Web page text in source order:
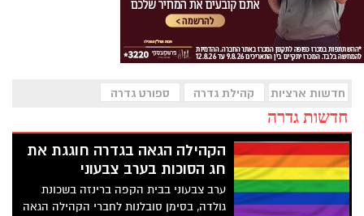
חדשות ארציות קהילת גדרה ספורט גדרה
חדשות גדרה
הקהילה הגאה בגדרה חוגגת את
חג הסוכות בערב צבעוני
ערב צבעוני בבית הקפה ברינזה בשכונת
גולדה, בסימן סובלנות לחברי הקהילה הגאה